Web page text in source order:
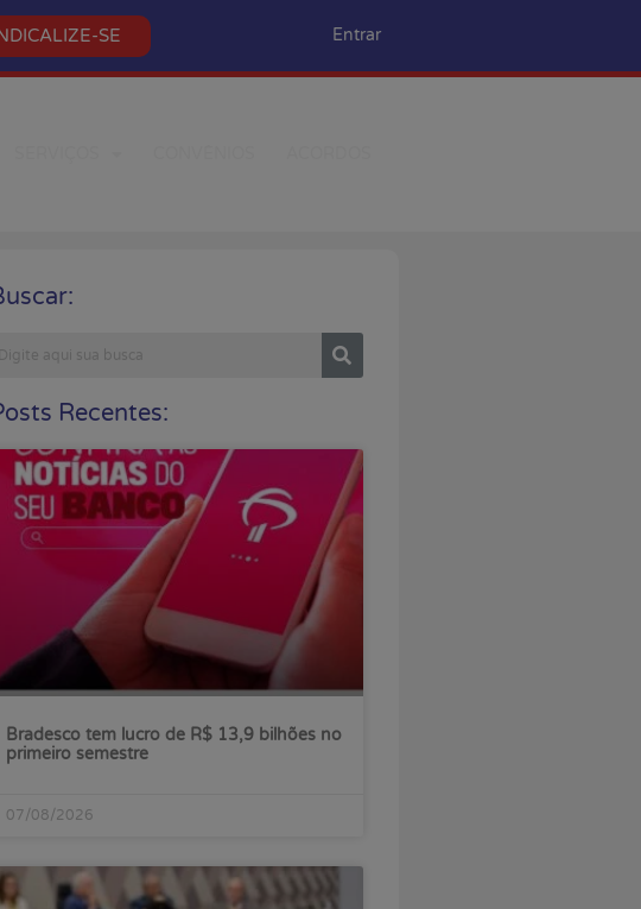
SE Entrar
Recentes:
Bradesco tem lucro de R$ 13,9 bilhões no
primeiro semestre
07/08/2026